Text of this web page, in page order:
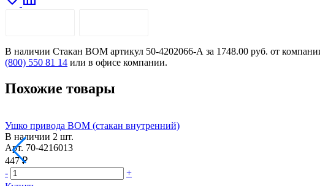
В наличии Стакан ВОМ артикул 50-4202066-А за 1748.00 руб. от
(800) 550 81 14 или в офисе компании.
Похожие товары
Ушко привода ВОМ (стакан внутренний)
В наличии 2 шт.
Арт. 70-4216013
447 ₽
-
+